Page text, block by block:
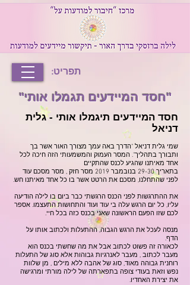
תפריט:
"חסד המיידעים תגמלו אותי"
חסד המיידעים תיגמלו אותי - גלית
דניאל
שמי גלית דניאל "הדרך באה עמך מצורך האור אשר בך
ותבורך בתהליך". המסר העמוק והמשמעותי הזה חיכה לכל
אחד מאיתנו שהגיע לכנס שהתקיים
בתאריך 29-30 בנובמבר 2019 מסר חזק , מסר מסכם עוד
לפני שהתחלנו, מסכם את הרטט אשר בו כל אחד מאיתנו חש.
את ההתרגשות לפני הכנס הרגשתי כבר ביום בו לילה הודיעה
עליו, כל יום הרגש עלה בי עוד ועוד והתחושות התעצמו. אספר
לכם שזו הפעם הראשונה שאני בכנס כזה בכל חיי.
מנסה לעכל את הרגש הגבוה, ההתעלות ולכתוב אותו על
הדף.
לכאורה זה פשוט לכתוב אבל את מה שחשתי בכנס הוא
מעבר לכתוב , מעבר לאנרגיות גבוהות אלא סוג של התעלות
רוחנית גבוהה מאוד, סוג של אהבה ללא מילים , מן שלוות
נפש וזאת בעודי צופה בתפארתה של לילה מורתי ומרגישה
את יצירת האחדיו.